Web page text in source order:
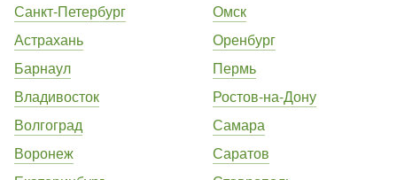
Санкт-Петербург
Астрахань
Барнаул
Владивосток
Волгоград
Воронеж
Омск
Оренбург
Пермь
Ростов-на-Дону
Самара
Саратов